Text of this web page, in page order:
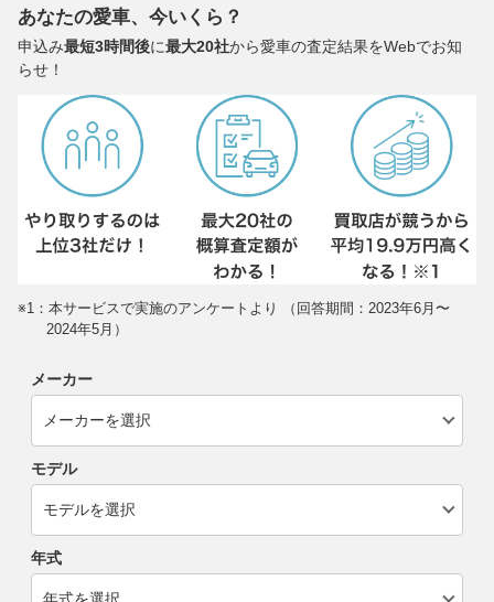
あなたの愛車、今いくら？
申込み最短3時間後に最大20社から愛車の査定結果をWebでお知
らせ！
※1：本サービスで実施のアンケートより （回答期間：2023年6月〜
2024年5月）
メーカー
モデル
年式